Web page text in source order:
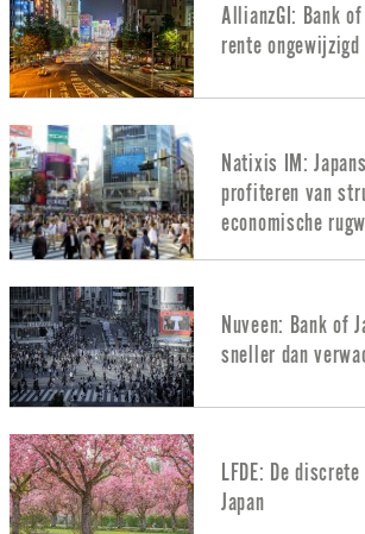
AllianzGI: Bank
rente ongewijzigd
Natixis IM:
profiteren van
economische
Nuveen: Bank of
sneller dan
LFDE: De
Japan